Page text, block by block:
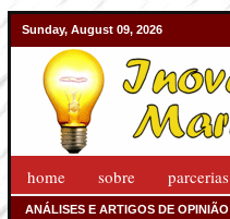
Sunday, August 09, 2026
home sobre parcerias
ANÁLISES E ARTIGOS DE OPINIÃO